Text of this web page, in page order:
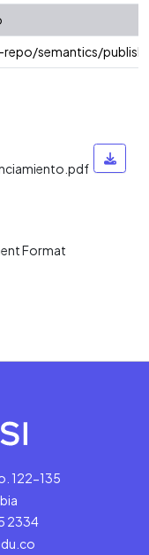
semantics/
Format
122-135
2334